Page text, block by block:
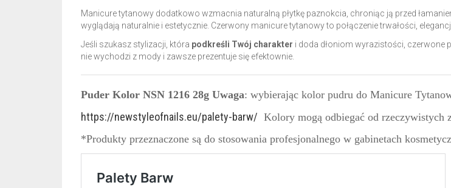
Manicure tytanowy dodatkowo wzmacnia naturalną płytkę paznokcia, chroniąc ją przed
wyglądają naturalnie i estetycznie. Czerwony manicure tytanowy to połączenie trwałości,
Jeśli szukasz stylizacji, która podkreśli Twój charakter i doda dłoniom wyrazistości, czerwone
nie wychodzi z mody i zawsze prezentuje się efektownie.
Puder Kolor NSN 1216 28g Uwaga: wybierając kolor pudru do Manicure
https://newstyleofnails.eu/palety-barw/ Kolory mogą odbiegać od rzeczywistych
*Produkty przeznaczone są do stosowania profesjonalnego w gabinetach